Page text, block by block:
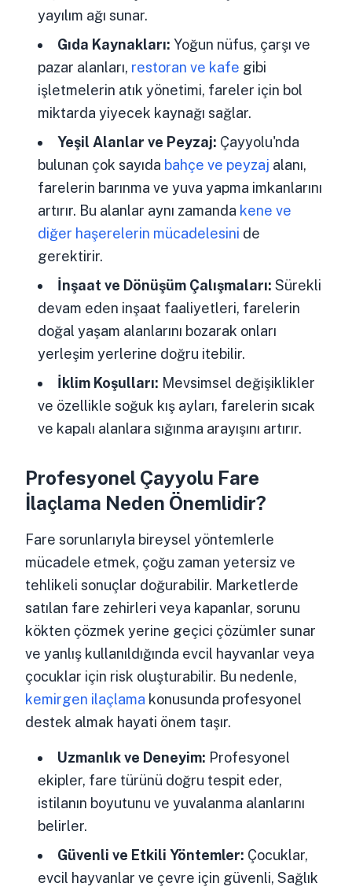
yayılım ağı sunar.
Gıda Kaynakları: Yoğun nüfus, çarşı ve
pazar alanları, restoran ve kafe gibi
işletmelerin atık yönetimi, fareler için bol
miktarda yiyecek kaynağı sağlar.
Yeşil Alanlar ve Peyzaj: Çayyolu'nda
bulunan çok sayıda bahçe ve peyzaj alanı,
farelerin barınma ve yuva yapma imkanlarını
artırır. Bu alanlar aynı zamanda kene ve
diğer haşerelerin mücadelesini de
gerektirir.
İnşaat ve Dönüşüm Çalışmaları: Sürekli
devam eden inşaat faaliyetleri, farelerin
doğal yaşam alanlarını bozarak onları
yerleşim yerlerine doğru itebilir.
İklim Koşulları: Mevsimsel değişiklikler
ve özellikle soğuk kış ayları, farelerin sıcak
ve kapalı alanlara sığınma arayışını artırır.
Profesyonel Çayyolu Fare
İlaçlama Neden Önemlidir?
Fare sorunlarıyla bireysel yöntemlerle
mücadele etmek, çoğu zaman yetersiz ve
tehlikeli sonuçlar doğurabilir. Marketlerde
satılan fare zehirleri veya kapanlar, sorunu
kökten çözmek yerine geçici çözümler sunar
ve yanlış kullanıldığında evcil hayvanlar veya
çocuklar için risk oluşturabilir. Bu nedenle,
kemirgen ilaçlama konusunda profesyonel
destek almak hayati önem taşır.
Uzmanlık ve Deneyim: Profesyonel
ekipler, fare türünü doğru tespit eder,
istilanın boyutunu ve yuvalanma alanlarını
belirler.
Güvenli ve Etkili Yöntemler: Çocuklar,
evcil hayvanlar ve çevre için güvenli, Sağlık